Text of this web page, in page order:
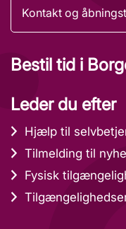
Kontakt og
Bestil tid i
Leder du efter
Hjælp til
Tilmelding til
Fysisk